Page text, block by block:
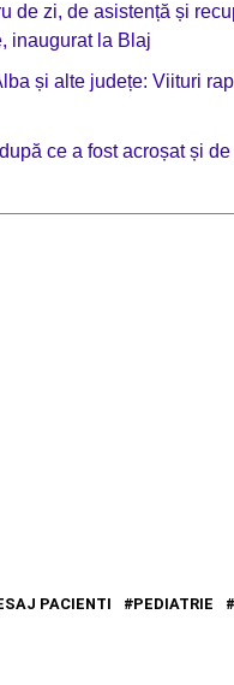
de zi, de asistență și
inaugurat la Blaj
și alte județe: Viituri
ce a fost acroșat și
PACIENTI PEDIATRIE